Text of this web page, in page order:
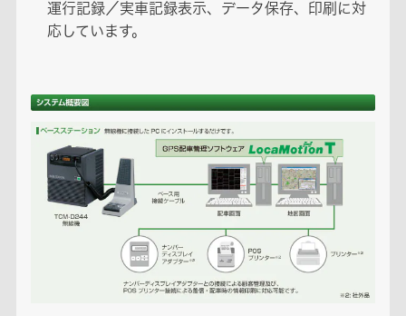
運行記録／実車記録表示、データ保存、印刷に対
応しています。